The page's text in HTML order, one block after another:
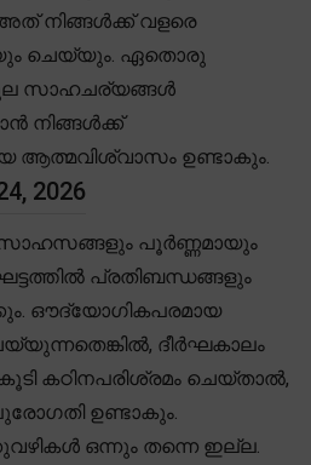
നിങ്ങൾക്ക് വളരെ
ചെയ്യും. ഏതൊരു
സാഹചര്യങ്ങൾ
നിങ്ങൾക്ക്
ആത്മവിശ്വാസം ഉണ്ടാകും.
2026
സാഹസങ്ങളും പൂർണ്ണമായും
പ്രതിബന്ധങ്ങളും
ഔദ്യോഗികപരമായ
ദീർഘകാലം
കഠിനപരിശ്രമം ചെയ്താൽ,
ഉണ്ടാകും.
ഒന്നും തന്നെ ഇല്ല.